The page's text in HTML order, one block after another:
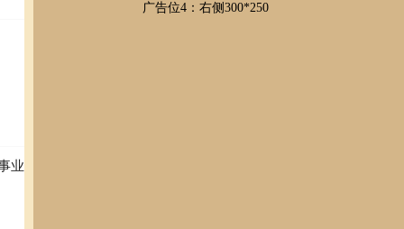
业
广告位4：右侧300*250